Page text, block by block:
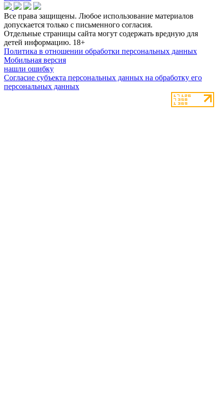
Все права защищены. Любое использование материалов
допускается только с письменного согласия.
Отдельные страницы сайта могут содержать вредную для
детей информацию. 18+
Политика в отношении обработки персональных данных
Мобильная версия
нашли ошибку
Согласие субъекта персональных данных на обработку его
персональных данных